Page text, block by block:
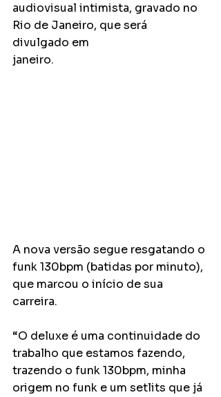
audiovisual intimista, gravado no
Rio de Janeiro, que será
divulgado em
janeiro.
A nova versão segue resgatando o
funk 130bpm (batidas por minuto),
que marcou o início de sua
carreira.
“O deluxe é uma continuidade do
trabalho que estamos fazendo,
trazendo o funk 130bpm, minha
origem no funk e um setlits que já